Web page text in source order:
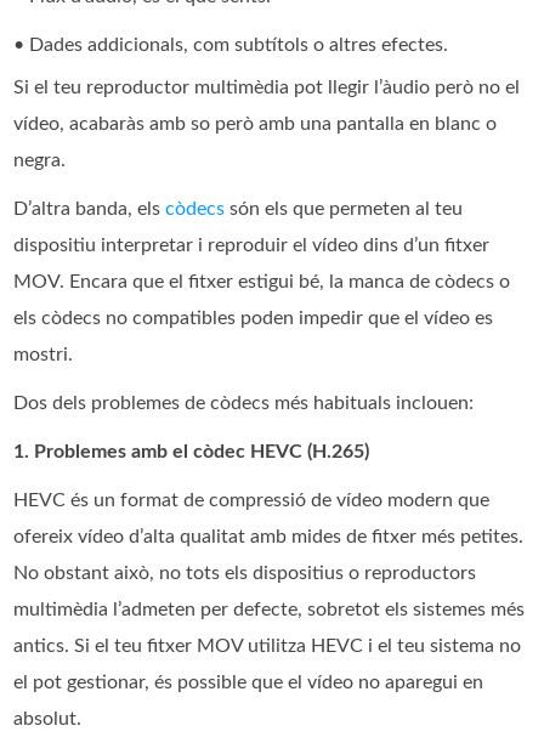
• Dades addicionals, com subtítols o altres efectes.
Si el teu reproductor multimèdia pot llegir l’àudio però no el
vídeo, acabaràs amb so però amb una pantalla en blanc o
negra.
D’altra banda, elscòdecs són els que permeten al teu
dispositiu interpretar i reproduir el vídeo dins d’un fitxer
MOV. Encara que el fitxer estigui bé, la manca de còdecs o
els còdecs no compatibles poden impedir que el vídeo es
mostri.
Dos dels problemes de còdecs més habituals inclouen:
1. Problemes amb el còdec HEVC (H.265)
HEVC és un format de compressió de vídeo modern que
ofereix vídeo d’alta qualitat amb mides de fitxer més petites.
No obstant això, no tots els dispositius o reproductors
multimèdia l’admeten per defecte, sobretot els sistemes més
antics. Si el teu fitxer MOV utilitza HEVC i el teu sistema no
el pot gestionar, és possible que el vídeo no aparegui en
absolut.